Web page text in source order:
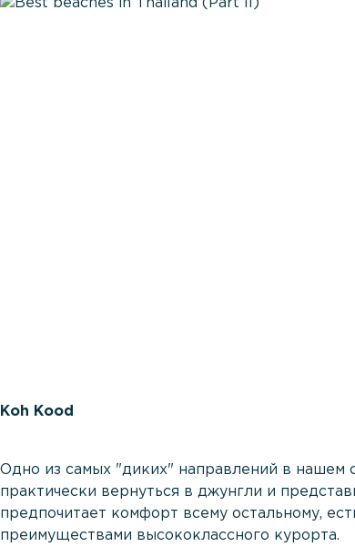
Koh Kood
Одно из самых "диких" направлений в нашем
практически вернуться в джунгли и
предпочитает комфорт всему остальному,
преимуществами высококлассного курорта.